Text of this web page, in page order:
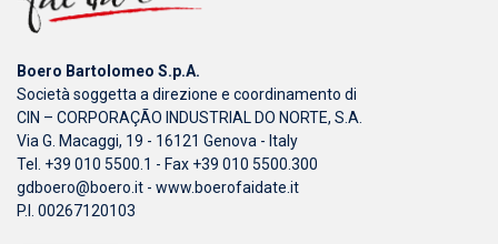
Boero Bartolomeo S.p.A.
Società soggetta a direzione e coordinamento di
CIN – CORPORAÇÃO INDUSTRIAL DO NORTE, S.A.
Via G. Macaggi, 19 - 16121 Genova - Italy
Tel. +39 010 5500.1 - Fax +39 010 5500.300
gdboero@boero.it - www.boerofaidate.it
P.I. 00267120103